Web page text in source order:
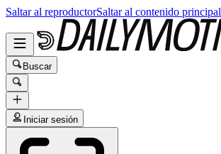
Saltar al reproductorSaltar al contenido principal
Buscar
Iniciar sesión